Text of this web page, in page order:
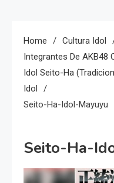
Home
Cultura Idol
Integrantes De
Idol Seito-Ha
Idol
Seito-Ha-Idol-Mayuyu
Seito-Ha-